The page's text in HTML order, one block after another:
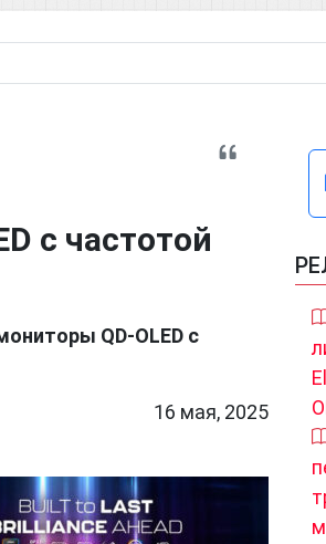
с частотой
QD-OLED с
16 мая, 2025